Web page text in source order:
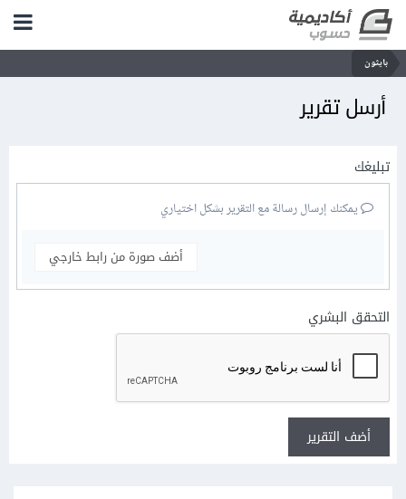
بايثون
أرسل تقرير
تبليغك
يمكنك إرسال رسالة مع التقرير بشكل اختياري
أضف صورة من رابط خارجي
التحقق البشري
أضف التقرير